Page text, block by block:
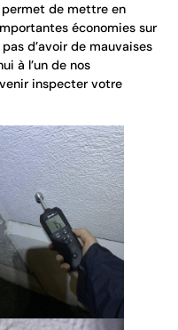
permet de mettre en
économies sur
d’avoir de mauvaises
à l’un de nos
inspecter votre